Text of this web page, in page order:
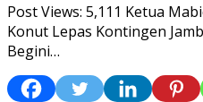
Post Views: 5,111 Ketua
Konut Lepas Kontingen
Begini…